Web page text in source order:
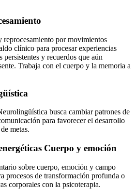
reprocesamiento por movimientos
clínico para procesar experiencias
persistentes y recuerdos que aún
Trabaja con el cuerpo y la memoria a
busca cambiar patrones de
para favorecer el desarrollo
metas.
Cuerpo y emoción
sobre cuerpo, emoción y campo
procesos de transformación profunda o
corporales con la psicoterapia.